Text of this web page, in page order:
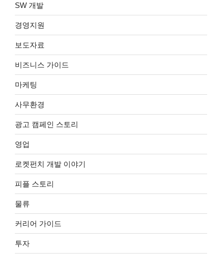
SW 개발
경영지원
보도자료
비즈니스 가이드
마케팅
사무환경
광고 캠페인 스토리
영업
로켓펀치 개발 이야기
피플 스토리
물류
커리어 가이드
투자